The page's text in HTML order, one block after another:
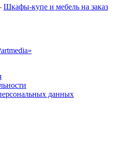
Шкафы-купе и мебель на заказ
данных